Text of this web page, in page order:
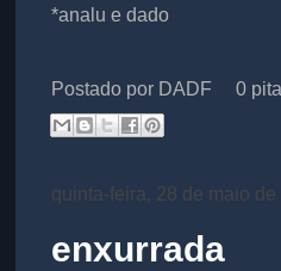
*analu e dado
Postado por DADF 0
quinta-feira, 28 de maio de
enxurrada